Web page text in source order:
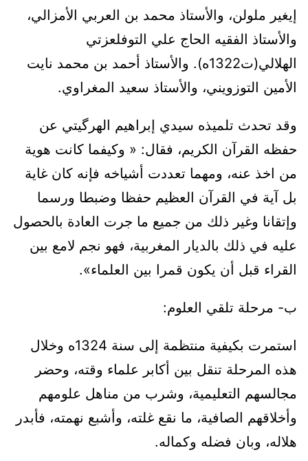
إيغير ملولن، والأستاذ محمد بن العربي الأمزالي،
والأستاذ الفقيه الحاج علي التوفلعزتي
الهلالي(ت1322ه). والأستاذ أحمد بن محمد نايت
الأمين التوزويني، والأستاذ سعيد المغراوي.
وقد تحدث تلميذه سيدي إبراهيم الهرگيتي عن
حفظه القرآن الكريم، فقال: « وكيفما كانت هوية
من اخذ عنه، ومهما تعددت أشياخه فإنه كان غاية
بل آية في القرآن العظيم حفظا وضبطا ورسما
وإتقانا وغير ذلك من جميع ما جرت العادة بالحصول
عليه في ذلك بالديار المغربية، فهو نجم لامع بين
القراء قبل أن يكون قمرا بين العلماء».
ب- مرحلة تلقي العلوم:
استمرت بكيفية منتظمة إلى سنة 1324ه وخلال
هذه المرحلة تنقل بين أكابر علماء وقته، وحضر
مجالسهم التعليمية، وشرب من مناهل علومهم
وأخلاقهم الصافية، ما نقع غلته، وأشبع نهمته، فأبدر
هلاله، وبان فضله وكماله.